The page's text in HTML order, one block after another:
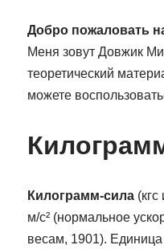
Добро пожаловать
Меня зовут Довжик
теоретический
можете
Килограмм-сила(кгс
м/с² (нормальное
весам, 1901).